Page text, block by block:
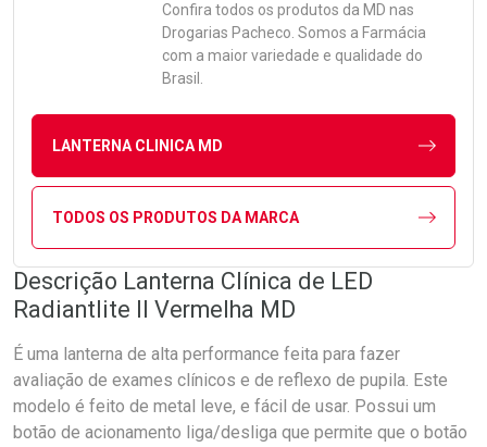
Confira todos os produtos da MD nas
Drogarias Pacheco. Somos a Farmácia
com a maior variedade e qualidade do
Brasil.
LANTERNA CLINICA MD
TODOS OS PRODUTOS DA MARCA
Descrição Lanterna Clínica de LED
Radiantlite II Vermelha MD
É uma lanterna de alta performance feita para fazer
avaliação de exames clínicos e de reflexo de pupila. Este
modelo é feito de metal leve, e fácil de usar. Possui um
botão de acionamento liga/desliga que permite que o botão